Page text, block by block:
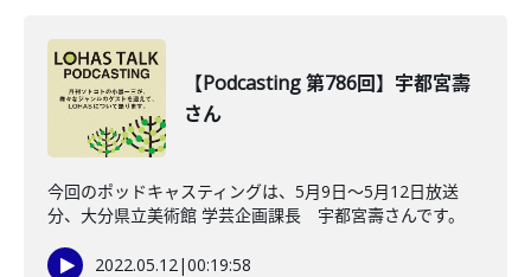
【Podcasting 第786回】宇都宮壽
さん
今回のポッドキャスティングは、5月9日〜5月12日放送
分、大分県立美術館 学芸企画課長 宇都宮壽さんです。
2022.05.12|00:19:58